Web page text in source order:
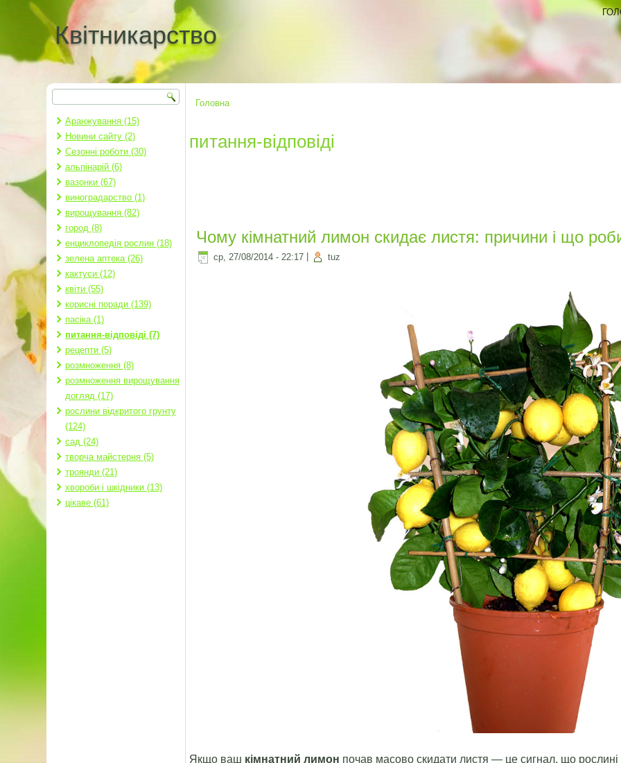
Квітникарство
Пошукова форма
Пошук
Аранжування (15)
Новини сайту (2)
Сезонні роботи (30)
альпінарій (6)
вазонки (67)
виноградарство (1)
вирощування (82)
город (8)
енциклопедія рослин (18)
зелена аптека (26)
кактуси (12)
квіти (55)
корисні поради (139)
пасіка (1)
питання-відповіді (7)
рецепти (5)
розмноження (8)
розмноження вирощування
догляд (17)
рослини відкритого грунту
(124)
сад (24)
творча майстерня (5)
троянди (21)
хвороби і шкідники (13)
цікаве (61)
Ви є тут
Головна
питання-відповіді
Чому кімнатний лимон скидає листя: причини і що
ср, 27/08/2014 - 22:17 tuz
Якщо ваш кімнатний лимон почав масово скидати листя — це сигнал, що